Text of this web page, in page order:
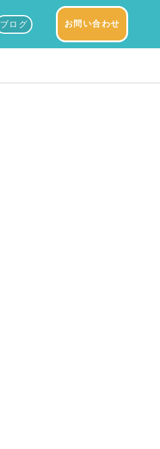
ブログ お問い合わせ